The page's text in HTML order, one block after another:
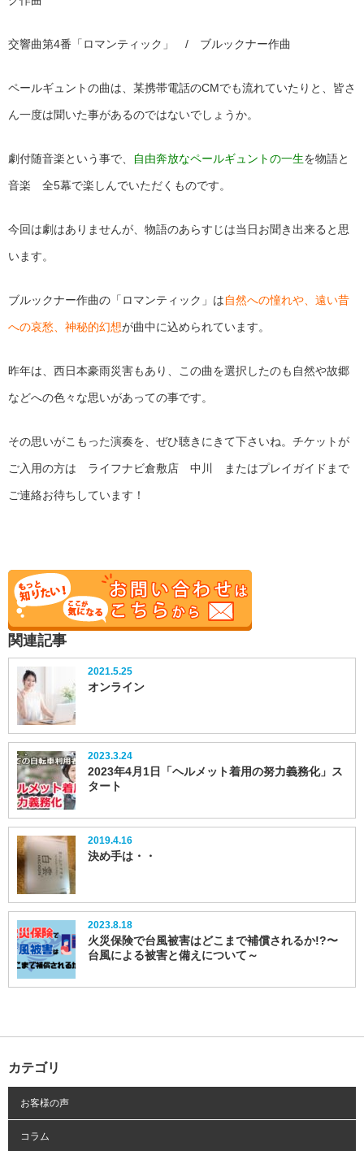
交響曲第4番「ロマンティック」 / ブルックナー作曲
ペールギュントの曲は、某携帯電話のCMでも流れていたりと、皆さ
ん一度は聞いた事があるのではないでしょうか。
劇付随音楽という事で、 自由奔放なペールギュントの一生を物語と
音楽 全5幕で楽しんでいただくものです。
今回は劇はありませんが、物語のあらすじは当日お聞き出来ると思
います。
ブルックナー作曲の「ロマンティック」は自然への憧れや、遠い昔
への哀愁、神秘的幻想が曲中に込められています。
昨年は、西日本豪雨災害もあり、この曲を選択したのも自然や故郷
などへの色々な思いがあっての事です。
その思いがこもった演奏を、ぜひ聴きにきて下さいね。チケットが
ご入用の方は ライフナビ倉敷店 中川 またはプレイガイドまで
ご連絡お待ちしています！
関連記事
2021.5.25
オンライン
2023.3.24
2023年4月1日「ヘルメット着用の努力義務化」ス
タート
2019.4.16
決め手は・・
2023.8.18
火災保険で台風被害はどこまで補償されるか!?〜
台風による被害と備えについて～
カテゴリ
お客様の声
コラム